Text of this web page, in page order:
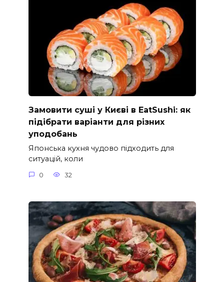
Замовити суші у Києві в EatSushi: як
підібрати варіанти для різних
уподобань
Японська кухня чудово підходить для
ситуацій, коли
0 32